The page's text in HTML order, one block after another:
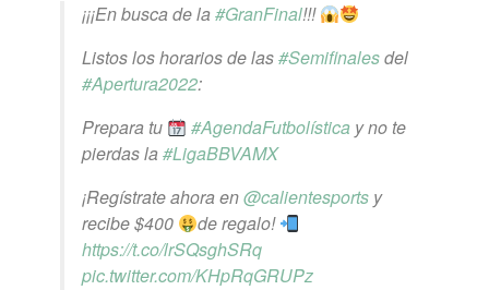
¡¡¡En busca de la#GranFinal!!!
Listos los horarios de las#Semifinalesdel
#Apertura2022:
Prepara tu
#AgendaFutbolística y no te
pierdas la#LigaBBVAMX
¡Regístrate ahora en@calientesports y
recibe $400
de regalo!
https://t.co/lrSQsghSRq
pic.twitter.com/KHpRqGRUPz